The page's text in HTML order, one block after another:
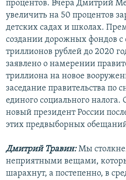
процентов. Вчера Дмитрий
увеличить на 50 процентов
детских садах и школах.
создании дорожных фондов с
триллионов рублей до 2020
заявлено о намерении
триллиона на новое
заседание правительства по
единого социального налога.
новый президент России
этих предвыборных
Дмитрий Травин:Мы
неприятными вещами,
шарахнут, а постепенно, в